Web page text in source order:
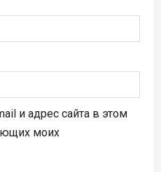
и адрес сайта в этом
моих